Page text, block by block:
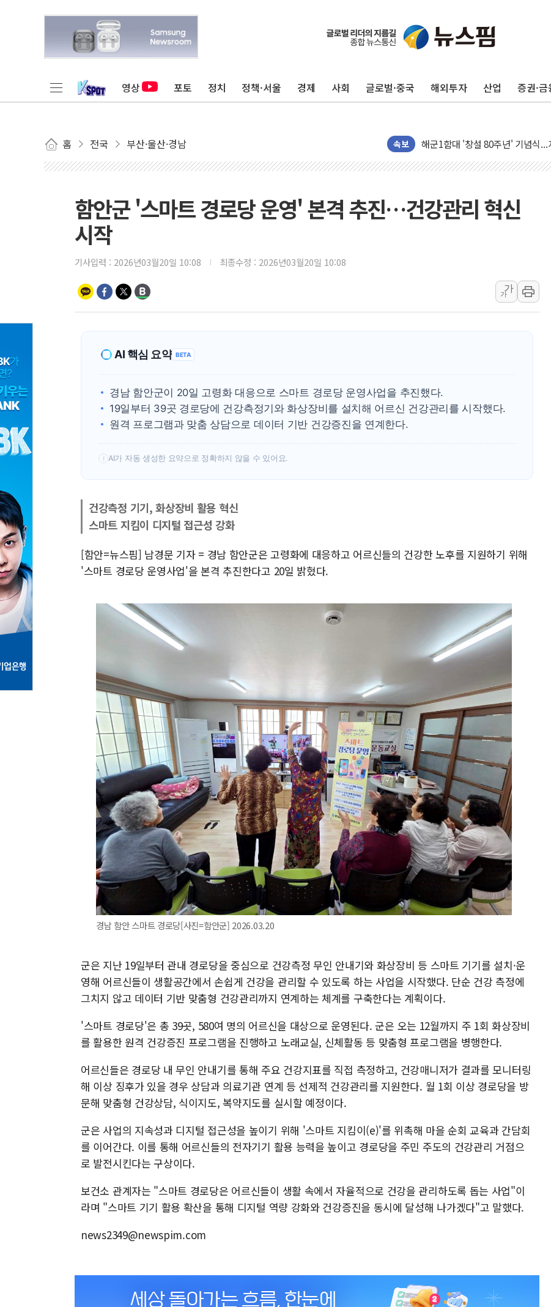
영상 포토 정치 정책·서울 경제 사회 글로벌·중국 해외투자 산업 증권·금
홈 전국 부산·울산·경남 속보
에어로케이항공, 청주-중국 청두
네이버, AI 브리핑 도입 후 블로그
LG헬로비전 '헬로모바일', 교보문
KTis, 02-114로 카카오 T 택시 호
원주시, 첨단의료복합단지 지정
삼척시, 무건리 이끼폭포 생태탐
청도 문수리 야산서 산불 진화 중...
'해병 순직 책임' 임성근 전 사단장
민병덕 "오늘 67개 점포 영업 재
하나금융이 쏘아 올린 CIFO, 금융
함안군 '스마트 경로당 운영' 본격 추진…건강관리 혁신
시작
기사입력 : 2026년03월20일 10:08 최종수정 : 2026년03월20일 10:08
가
가
AI 핵심 요약 BETA
경남 함안군이 20일 고령화 대응으로 스마트 경로당 운영사업을 추진했다.
19일부터 39곳 경로당에 건강측정기와 화상장비를 설치해 어르신 건강관리를 시작했다.
원격 프로그램과 맞춤 상담으로 데이터 기반 건강증진을 연계한다.
! AI가 자동 생성한 요약으로 정확하지 않을 수 있어요.
건강측정 기기, 화상장비 활용 혁신
스마트 지킴이 디지털 접근성 강화
[함안=뉴스핌] 남경문 기자 = 경남 함안군은 고령화에 대응하고 어르신들의 건강한 노후를 지원하기 위해
'스마트 경로당 운영사업'을 본격 추진한다고 20일 밝혔다.
경남 함안 스마트 경로당[사진=함안군] 2026.03.20
군은 지난 19일부터 관내 경로당을 중심으로 건강측정 무인 안내기와 화상장비 등 스마트 기기를 설치·운
영해 어르신들이 생활공간에서 손쉽게 건강을 관리할 수 있도록 하는 사업을 시작했다. 단순 건강 측정에
그치지 않고 데이터 기반 맞춤형 건강관리까지 연계하는 체계를 구축한다는 계획이다.
'스마트 경로당'은 총 39곳, 580여 명의 어르신을 대상으로 운영된다. 군은 오는 12월까지 주 1회 화상장비
를 활용한 원격 건강증진 프로그램을 진행하고 노래교실, 신체활동 등 맞춤형 프로그램을 병행한다.
어르신들은 경로당 내 무인 안내기를 통해 주요 건강지표를 직접 측정하고, 건강매니저가 결과를 모니터링
해 이상 징후가 있을 경우 상담과 의료기관 연계 등 선제적 건강관리를 지원한다. 월 1회 이상 경로당을 방
문해 맞춤형 건강상담, 식이지도, 복약지도를 실시할 예정이다.
군은 사업의 지속성과 디지털 접근성을 높이기 위해 '스마트 지킴이(e)'를 위촉해 마을 순회 교육과 간담회
를 이어간다. 이를 통해 어르신들의 전자기기 활용 능력을 높이고 경로당을 주민 주도의 건강관리 거점으
로 발전시킨다는 구상이다.
보건소 관계자는 "스마트 경로당은 어르신들이 생활 속에서 자율적으로 건강을 관리하도록 돕는 사업"이
라며 "스마트 기기 활용 확산을 통해 디지털 역량 강화와 건강증진을 동시에 달성해 나가겠다"고 말했다.
news2349@newspim.com